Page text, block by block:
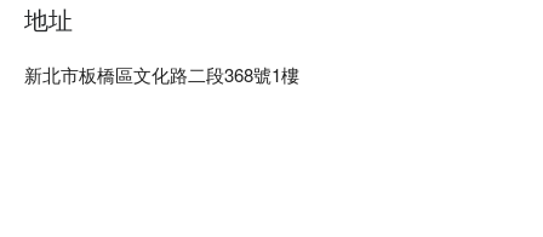
地址
新北市板橋區文化路二段368號1樓